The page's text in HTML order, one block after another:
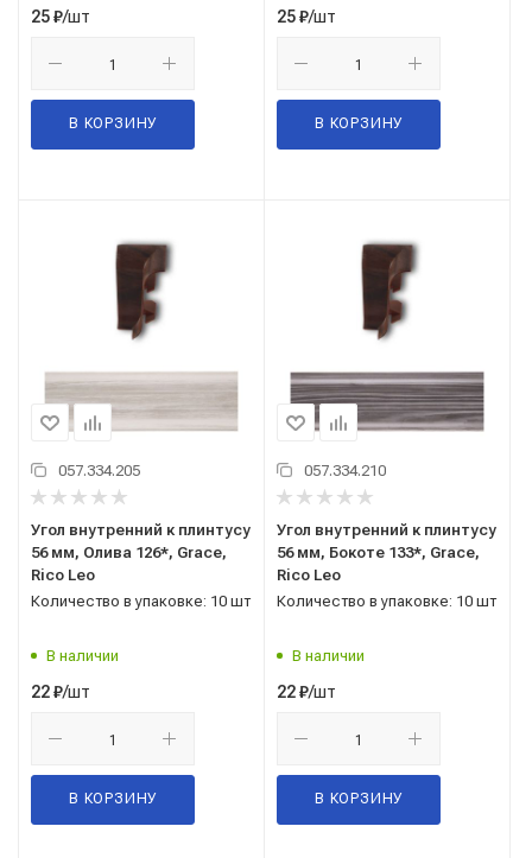
25₽/шт
В КОРЗИНУ
25₽/шт
В КОРЗИНУ
057.334.205
Угол внутренний к плинтусу
56 мм, Олива 126*, Grace,
Rico Leo
Количество в упаковке: 10 шт
В наличии
22₽/шт
В КОРЗИНУ
057.334.210
Угол внутренний к плинтусу
56 мм, Бокоте 133*, Grace,
Rico Leo
Количество в упаковке: 10 шт
В наличии
22₽/шт
В КОРЗИНУ